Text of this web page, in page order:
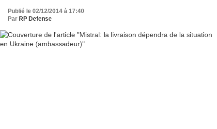
Publié le 02/12/2014 à 17:40
Par RP Defense